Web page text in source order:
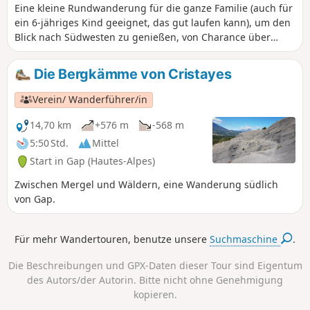
Eine kleine Rundwanderung für die ganze Familie (auch für
ein 6-jähriges Kind geeignet, das gut laufen kann), um den
Blick nach Südwesten zu genießen, von Charance über
Cëuze, Pic de Bure, Lure, Gap, La Roche-des-Arnaud und
Montmaur bis hin zum Morgon.
Die Bergkämme von Cristayes
Verein/ Wanderführer/in
14,70 km
+576 m
-568 m
5:50 Std.
Mittel
Start in Gap (Hautes-Alpes)
Zwischen Mergel und Wäldern, eine Wanderung südlich
von Gap.
Für mehr Wandertouren, benutze unsereSuchmaschine .
Die Beschreibungen und GPX-Daten dieser Tour sind Eigentum
des Autors/der Autorin. Bitte nicht ohne Genehmigung
kopieren.